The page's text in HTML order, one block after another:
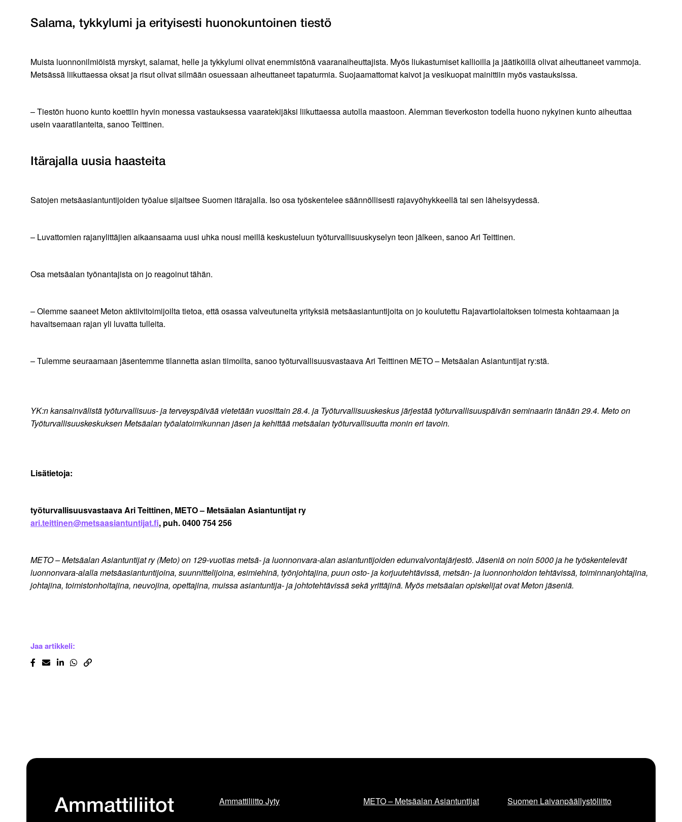
Salama, tykkylumi ja erityisesti huonokuntoinen tiestö
Muista luonnonilmiöistä myrskyt, salamat, helle ja tykkylumi olivat enemmistönä vaaranaiheuttajista. Myös liukastumiset kallioilla ja jäätiköillä olivat aiheuttaneet vammoja.
Metsässä liikuttaessa oksat ja risut olivat silmään osuessaan aiheuttaneet tapaturmia. Suojaamattomat kaivot ja vesikuopat mainittiin myös vastauksissa.
– Tiestön huono kunto koettiin hyvin monessa vastauksessa vaaratekijäksi liikuttaessa autolla maastoon. Alemman tieverkoston todella huono nykyinen kunto aiheuttaa
usein vaaratilanteita, sanoo Teittinen.
Itärajalla uusia haasteita
Satojen metsäasiantuntijoiden työalue sijaitsee Suomen itärajalla. Iso osa työskentelee säännöllisesti rajavyöhykkeellä tai sen läheisyydessä.
– Luvattomien rajanylittäjien aikaansaama uusi uhka nousi meillä keskusteluun työturvallisuuskyselyn teon jälkeen, sanoo Ari Teittinen.
Osa metsäalan työnantajista on jo reagoinut tähän.
– Olemme saaneet Meton aktiivitoimijoilta tietoa, että osassa valveutuneita yrityksiä metsäasiantuntijoita on jo koulutettu Rajavartiolaitoksen toimesta kohtaamaan ja
havaitsemaan rajan yli luvatta tulleita.
– Tulemme seuraamaan jäsentemme tilannetta asian tiimoilta, sanoo työturvallisuusvastaava Ari Teittinen METO – Metsäalan Asiantuntijat ry:stä.
YK:n kansainvälistä työturvallisuus- ja terveyspäivää vietetään vuosittain 28.4. ja Työturvallisuuskeskus järjestää työturvallisuuspäivän seminaarin tänään 29.4. Meto on
Työturvallisuuskeskuksen Metsäalan työalatoimikunnan jäsen ja kehittää metsäalan työturvallisuutta monin eri tavoin.
Lisätietoja:
työturvallisuusvastaava Ari Teittinen, METO – Metsäalan Asiantuntijat ry
ari.teittinen@metsaasiantuntijat.fi, puh. 0400 754 256
METO – Metsäalan Asiantuntijat ry (Meto) on 129-vuotias metsä- ja luonnonvara-alan asiantuntijoiden edunvalvontajärjestö. Jäseniä on noin 5000 ja he työskentelevät
luonnonvara-alalla metsäasiantuntijoina, suunnittelijoina, esimiehinä, työnjohtajina, puun osto- ja korjuutehtävissä, metsän- ja luonnonhoidon tehtävissä, toiminnanjohtajina,
johtajina, toimistonhoitajina, neuvojina, opettajina, muissa asiantuntija- ja johtotehtävissä sekä yrittäjinä. Myös metsäalan opiskelijat ovat Meton jäseniä.
Jaa artikkeli:
Ammattiliitot Ammattiliitto Jyty METO – Metsäalan Asiantuntijat Suomen Laivanpäällystöliitto